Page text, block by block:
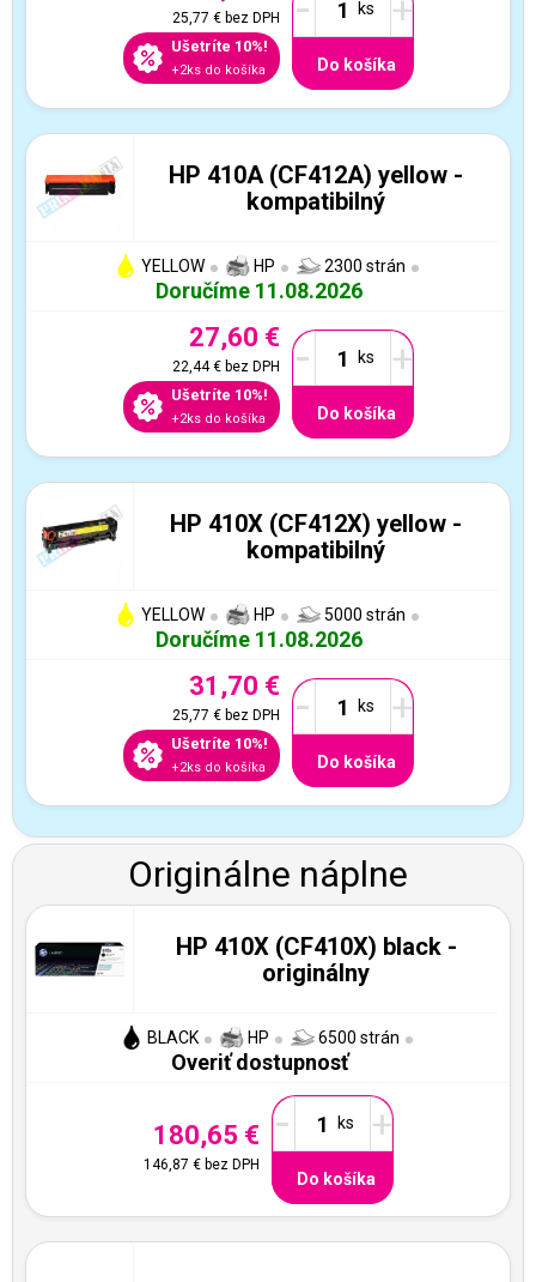
25,77 €bez DPH
Ušetríte 10%!
+2ks do košíka
+
Do košíka
HP 410A (CF412A) yellow -
kompatibilný
YELLOW HP 2300 strán
Doručíme 11.08.2026
27,60 €
22,44 €bez DPH
Ušetríte 10%!
+2ks do košíka
- +
Do košíka
HP 410X (CF412X) yellow -
kompatibilný
YELLOW HP 5000 strán
Doručíme 11.08.2026
31,70 €
25,77 €bez DPH
Ušetríte 10%!
+2ks do košíka
- +
Do košíka
Originálne náplne
HP 410X (CF410X) black -
originálny
BLACK HP 6500 strán
Overiť dostupnosť
180,65 €
146,87 €bez DPH
- +
Do košíka